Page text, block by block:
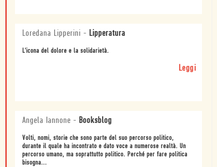
Loredana Lipperini - Lipperatura
L'icona del dolore e la solidarietà.
Leggi
Angela Iannone - Booksblog
Volti, nomi, storie che sono parte del suo percorso politico,
durante il quale ha incontrato e dato voce a numerose realtà. Un
percorso umano, ma soprattutto politico. Perché per fare politica
bisogna...